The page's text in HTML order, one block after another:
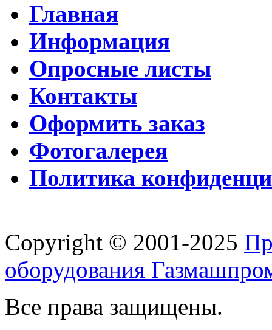
Главная
Информация
Опросные листы
Контакты
Оформить заказ
Фотогалерея
Политика
Copyright © 2001-2025
оборудования
Все права защищены.